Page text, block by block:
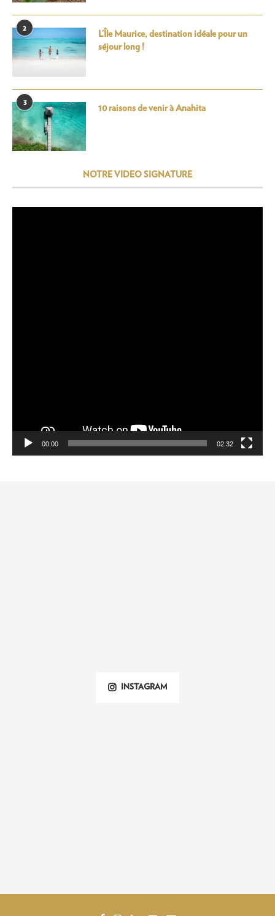
2
L’Île Maurice, destination idéale pour un
séjour long !
3
10 raisons de venir à Anahita
NOTRE VIDEO SIGNATURE
00:00 02:32
INSTAGRAM